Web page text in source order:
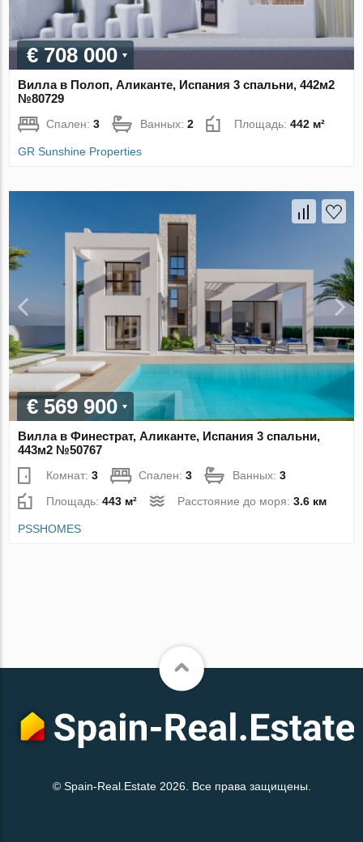
€ 708 000
Вилла в Полоп, Аликанте, Испания 3 спальни, 442м2
№80729
Спален:3 Ванных:2 Площадь:442 м²
GR Sunshine Properties
€ 569 900
Вилла в Финестрат, Аликанте, Испания 3 спальни,
443м2 №50767
Комнат:3 Спален:3 Ванных:3
Площадь:443 м² Расстояние до моря:3.6 км
PSSHOMES
© Spain-Real.Estate 2026. Все права защищены.